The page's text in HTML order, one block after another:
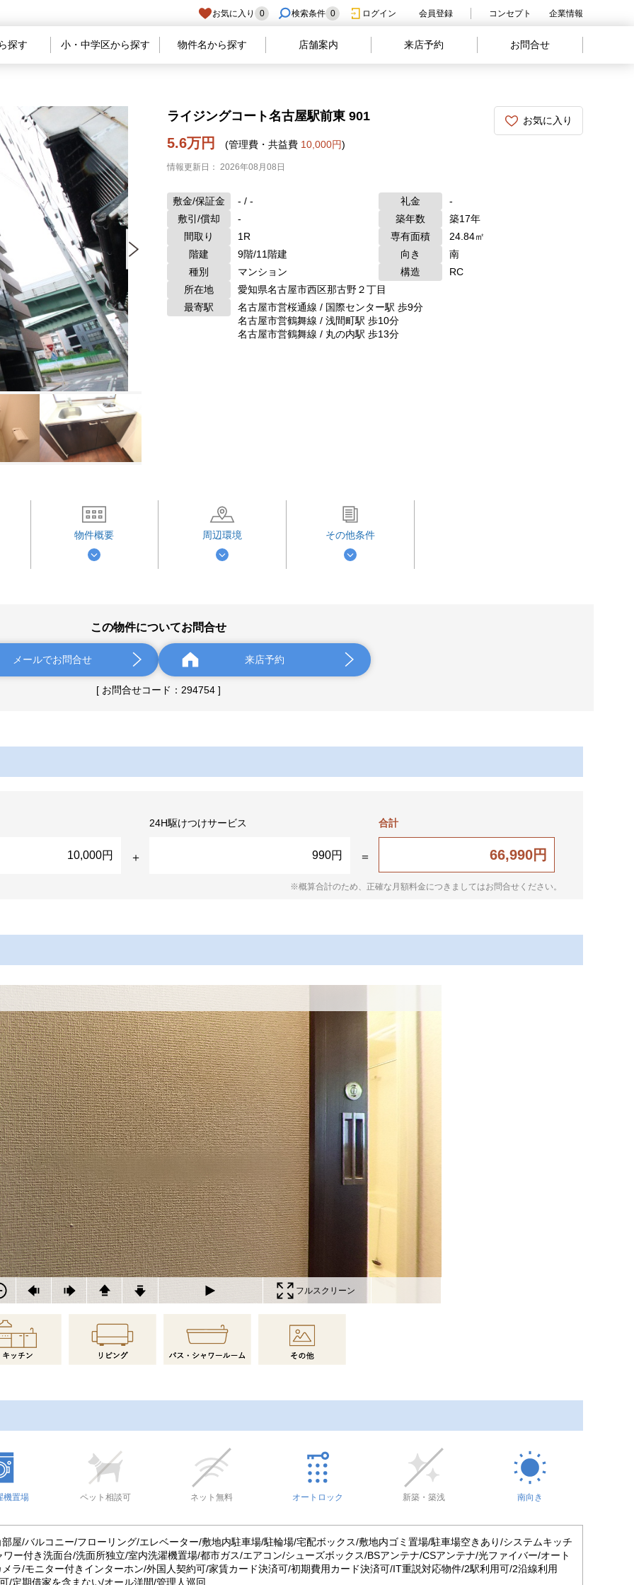
お気に入り 0 検索条件 0 ログイン 会員登録 コンセプト 企業情報
探す 小・中学区から探す 物件名から探す 店舗案内 来店予約 お問合せ
お気に入り
ライジングコート名古屋駅前東 901
情報更新日： 2026年08月08日
5.6万円 (管理費・共益費 10,000円)
敷金/保証金 - / - 礼金
-
敷引/償却
- 築年数
築17年
間取り
1R 専有面積
24.84㎡
階建
9階/11階建 向き
南
種別
マンション 構造
RC
所在地
愛知県名古屋市西区那古野２丁目
最寄駅
名古屋市営桜通線 / 国際センター駅 歩9分
名古屋市営鶴舞線 / 浅間町駅 歩10分
名古屋市営鶴舞線 / 丸の内駅 歩13分
物件概要 周辺環境 その他条件
この物件についてお問合せ
メールでお問合せ 来店予約
[ お問合せコード：294754 ]
10,000円
24H駆けつけサービス
990円
合計
66,990円
※概算合計のため、正確な月額料金につきましてはお問合せください。
フルスクリーン
機置場 ペット相談可 ネット無料 オートロック 新築・築浅 南向き
屋/バルコニー/フローリング/エレベーター/敷地内駐車場/駐輪場/宅配ボックス/敷地内ゴミ置場/駐車場空きあり/システムキッチ
ー付き洗面台/洗面所独立/室内洗濯機置場/都市ガス/エアコン/シューズボックス/BSアンテナ/CSアンテナ/光ファイバー/オート
ラ/モニター付きインターホン/外国人契約可/家賃カード決済可/初期費用カード決済可/IT重説対応物件/2駅利用可/2沿線利用
/定期借家を含まない/オール洋間/管理人巡回